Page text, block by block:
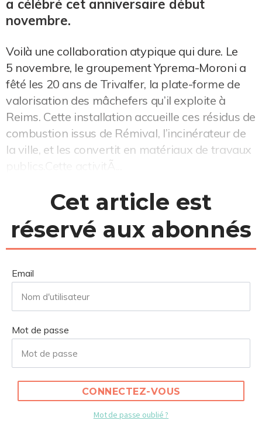
a célébré cet anniversaire début
novembre.
Voilà une collaboration atypique qui dure. Le
5 novembre, le groupement Yprema-Moroni a
fêté les 20 ans de Trivalfer, la plate-forme de
valorisation des mâchefers qu’il exploite à
Reims. Cette installation accueille ces résidus de
combustion issus de Rémival, l’incinérateur de
la ville, et les convertit en matériaux de travaux
publics.Cette activitÃ...
Cet article est
réservé aux abonnés
Email
Mot de passe
CONNECTEZ-VOUS
Mot de passe oublié ?